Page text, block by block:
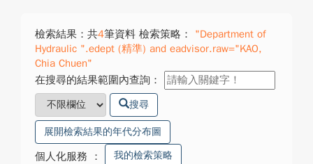
檢索結果：共4筆資料 檢索策略：
"Department of
Hydraulic ".edept (精準) and eadvisor.raw="KAO,
Chia Chuen"
在搜尋的結果範圍內查詢：
搜尋
展開檢索結果的年代分布圖
個人化服務 ： 我的檢索策略